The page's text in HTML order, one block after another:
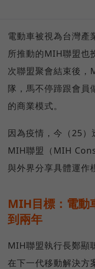
電動車被視為台灣產
所推動的MIH聯盟也
次聯盟聚會結束後，
隊，馬不停蹄跟會員
的商業模式。
因為疫情，今（25
MIH聯盟（MIH
與外界分享具體運作
MIH目標：電動
到兩年
MIH聯盟執行長鄭顯
在下一代移動解決方